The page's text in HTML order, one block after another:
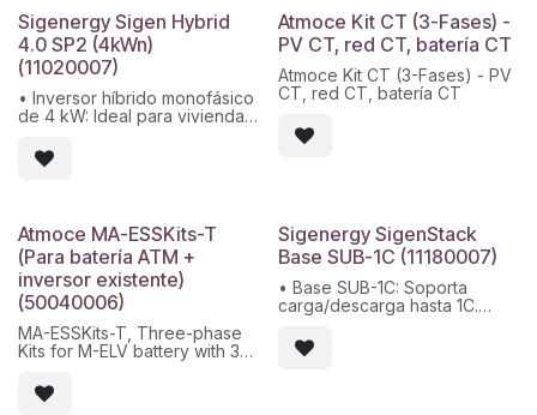
Protección anti-isla /
polaridad inversa CC /
temperatura /
sobreintensidad, cortocircuito
y sobretensión de CA
Eficiencia máxima:98.3%
Últimas unidades en stock.
fecha de inicio de garantía
puede ser anterior a la fecha
de venta o entrega.
Sigenergy Sigen Hybrid
4.0 SP2 (4kWn)
(11020007)
• Inversor híbrido monofásico
de 4 kW: Ideal para viviendas
autónomos
• Integración total: Compatible
• Respaldo automático:
Cambio instantáneo (0 ms) al
modo de respaldo para
cargas críticas
• Diseño robusto: Carcasa
metálica, sin ventiladores,
funcionamiento silencioso
(≤25 dB)
Atmoce Kit CT (3-Fases) -
PV CT, red CT, batería CT
Atmoce Kit CT (3-Fases) - PV
CT, red CT, batería CT
Atmoce MA-ESSKits-T
(Para batería ATM +
inversor existente)
(50040006)
MA-ESSKits-T, Three-phase
Kits for M-ELV battery with 3rd
Sigenergy SigenStack
Base SUB-1C (11180007)
• Base SUB-1C: Soporta
carga/descarga hasta 1C.
hasta 7 módulos de batería
por pila.